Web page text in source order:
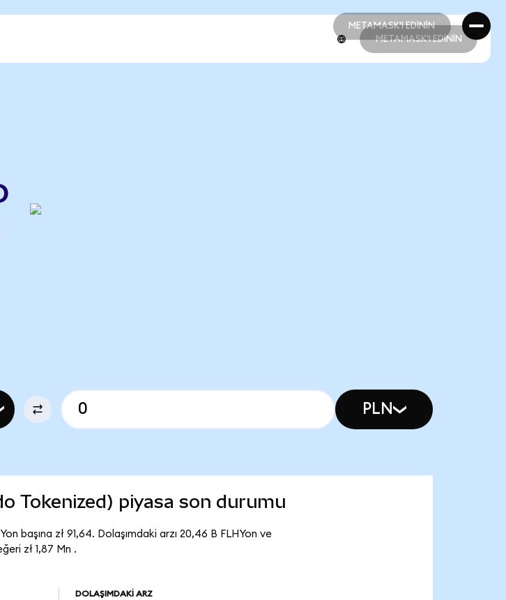
METAMASK'I EDİNİN
METAMASK'I EDİNİN
METAMASK'I EDİNİN
PLN
Tokenized) piyasa son durumu
başına zł 91,64. Dolaşımdaki arzı 20,46 B FLHYon ve
zł 1,87 Mn .
DOLAŞIMDAKI ARZ